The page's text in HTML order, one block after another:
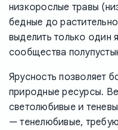
низкорослые травы
бедные до
выделить только один
сообщества
Ярусность позволяет
природные ресурсы.
светолюбивые и
— тенелюбивые,